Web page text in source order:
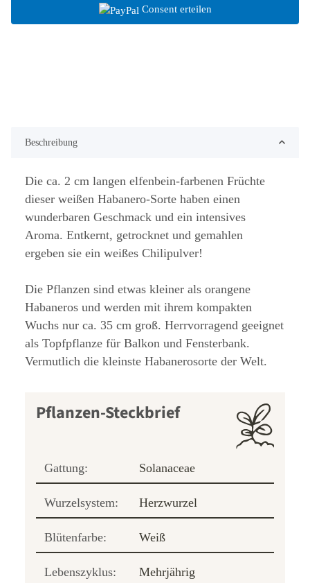
Consent erteilen
Beschreibung
Die ca. 2 cm langen elfenbein-farbenen Früchte
dieser weißen Habanero-Sorte haben einen
wunderbaren Geschmack und ein intensives
Aroma. Entkernt, getrocknet und gemahlen
ergeben sie ein weißes Chilipulver!
Die Pflanzen sind etwas kleiner als orangene
Habaneros und werden mit ihrem kompakten
Wuchs nur ca. 35 cm groß. Herrvorragend geeignet
als Topfpflanze für Balkon und Fensterbank.
Vermutlich die kleinste Habanerosorte der Welt.
Pflanzen-Steckbrief
Gattung: Solanaceae
Wurzelsystem: Herzwurzel
Blütenfarbe: Weiß
Lebenszyklus: Mehrjährig